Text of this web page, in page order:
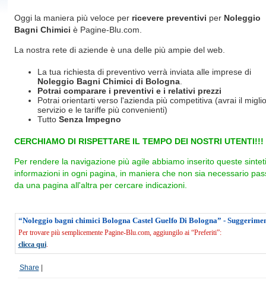
Oggi la maniera più veloce per ricevere preventivi per Noleggio
Bagni Chimici è Pagine-Blu.com.
La nostra rete di aziende è una delle più ampie del web.
La tua richiesta di preventivo verrà inviata alle imprese di
Noleggio Bagni Chimici di Bologna.
Potrai comparare i preventivi e i relativi prezzi
Potrai orientarti verso l'azienda più competitiva (avrai il
servizio e le tariffe più convenienti)
Tutto Senza Impegno
CERCHIAMO DI RISPETTARE IL TEMPO DEI NOSTRI UTENTI!!!
Per rendere la navigazione più agile abbiamo inserito queste
informazioni in ogni pagina, in maniera che non sia necessario
da una pagina all'altra per cercare indicazioni.
“Noleggio bagni chimici Bologna Castel Guelfo Di Bologna” -
Per trovare più semplicemente Pagine-Blu.com, aggiungilo ai “Preferiti”:
clicca qui.
Share